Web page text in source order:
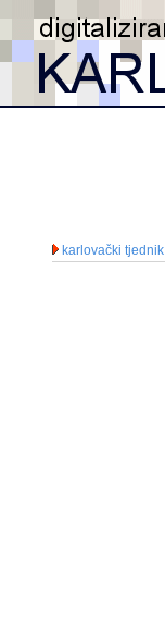
karlovački tjednik